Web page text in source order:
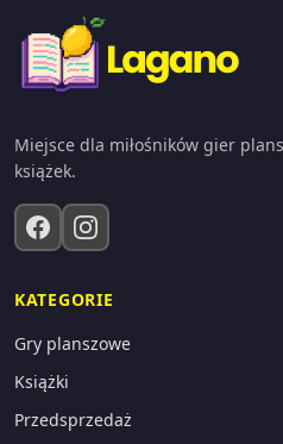
Miejsce dla miłośników gier
książek.
KATEGORIE
Gry planszowe
Książki
Przedsprzedaż